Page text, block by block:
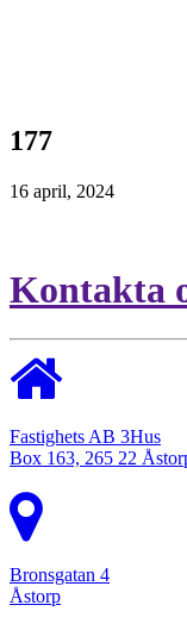
177
16 april, 2024
Kontakta
Fastighets AB 3Hus
Box 163, 265 22
Bronsgatan 4
Åstorp